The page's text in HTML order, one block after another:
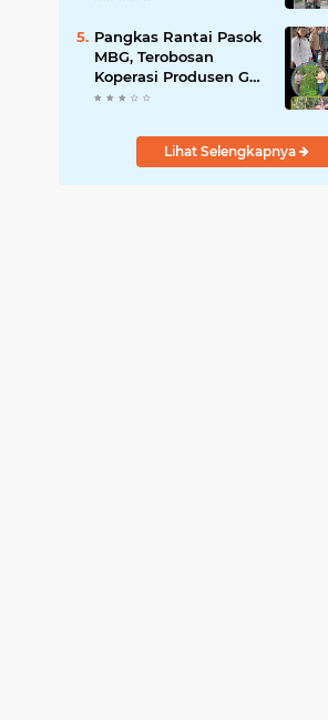
Pangkas Rantai Pasok
MBG, Terobosan
Koperasi Produsen Gas
Terus Indonesia Serap
Lihat Selengkapnya